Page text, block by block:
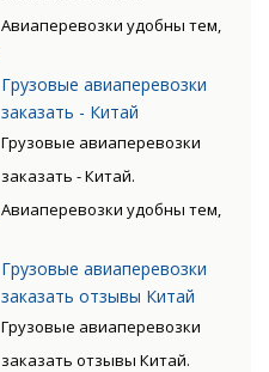
Авиаперевозки удобны тем,
время клиента. Грузы
доставляются быстро, без
излишних остановок. Цену
дороже, чем доставка морем
либо машиной. Но стоимость
окупается преимуществами
авиаперевозок.
Грузовые авиаперевозки
заказать - Китай
Грузовые авиаперевозки
заказать - Китай.
Авиаперевозки удобны тем,
время клиента. Грузы
доставляются быстро, без
излишних остановок. Цену
Грузовые авиаперевозки
заказать отзывы Китай
Грузовые авиаперевозки
заказать отзывы Китай.